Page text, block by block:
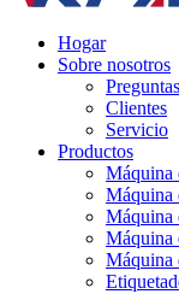
Hogar
Sobre nosotros
Clientes
Servicio
Productos
Máquina
Máquina
Máquina
Máquina
Máquina